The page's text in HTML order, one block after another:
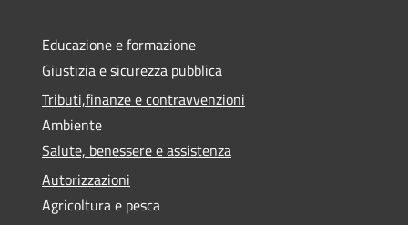
Educazione e formazione
Giustizia e sicurezza pubblica
Tributi,finanze e contravvenzioni
Ambiente
Salute, benessere e assistenza
Autorizzazioni
Agricoltura e pesca